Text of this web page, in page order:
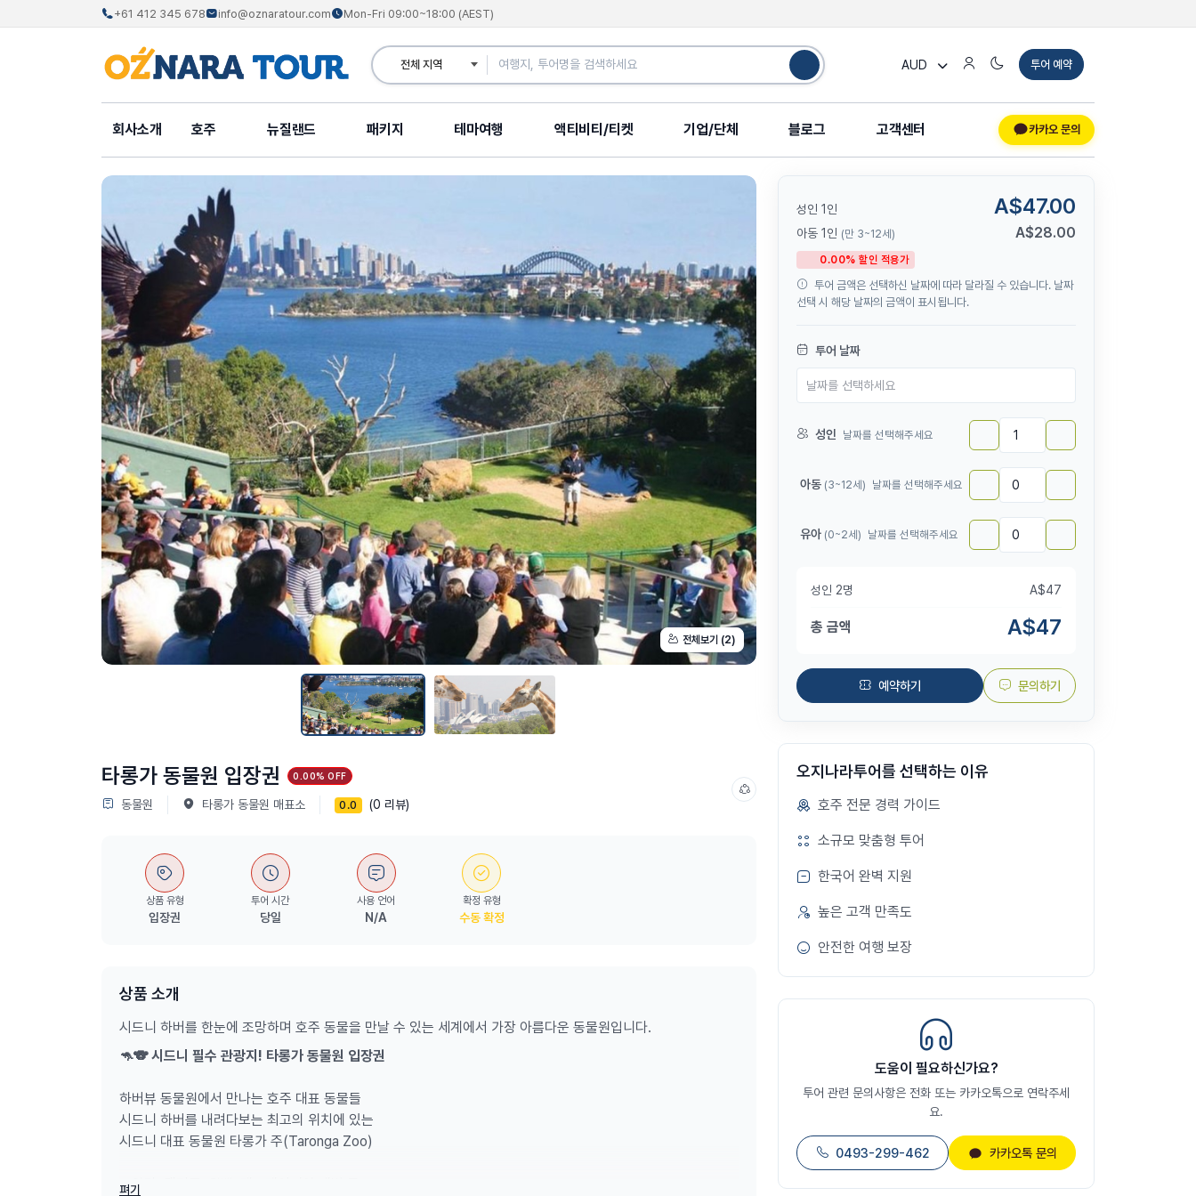
+61 412 345 678 info@oznaratour.com Mon-Fri 09:00~18:00 (AEST)
AUD 투어 예약
회사소개 호주 뉴질랜드 패키지 테마여행 액티비티/티켓 기업/단체 블로그 고객센터 카카오 문의
전체보기 (2)
타롱가 동물원 입장권 0.00% OFF
동물원 타롱가 동물원 매표소 0.0 (0 리뷰)
상품 유형
입장권
투어 시간
당일
사용 언어
N/A
확정 유형
수동 확정
상품 소개
시드니 하버를 한눈에 조망하며 호주 동물을 만날 수 있는 세계에서 가장 아름다운 동물원입니다.
🦘🐨 시드니 필수 관광지! 타롱가 동물원 입장권
하버뷰 동물원에서 만나는 호주 대표 동물들
시드니 하버를 내려다보는 최고의 위치에 있는
시드니 대표 동물원 타롱가 주(Taronga Zoo)
코알라, 캥거루, 웜뱃, 태즈메이니아 데빌 등
펴기
성인 1인 A$47.00
아동 1인 (만 3~12세) A$28.00
0.00% 할인 적용가
투어 금액은 선택하신 날짜에 따라 달라질 수 있습니다. 날짜
선택 시 해당 날짜의 금액이 표시됩니다.
투어 날짜
성인 날짜를 선택해주세요
아동 (3~12세) 날짜를 선택해주세요
유아 (0~2세) 날짜를 선택해주세요
성인 2명 A$47
총 금액 A$47
예약하기 문의하기
오지나라투어를 선택하는 이유
호주 전문 경력 가이드
소규모 맞춤형 투어
한국어 완벽 지원
높은 고객 만족도
안전한 여행 보장
도움이 필요하신가요?
투어 관련 문의사항은 전화 또는 카카오톡으로 연락주세
요.
0493-299-462 카카오톡 문의